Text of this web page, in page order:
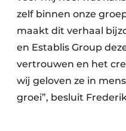
zelf binnen onze
maakt dit verhaal
en Establis Group
vertrouwen en het
wij geloven ze in
groei”, besluit